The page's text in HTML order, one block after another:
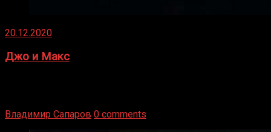
20.12.2020
Джо и Макс
Владимир Сапаров 0 comments